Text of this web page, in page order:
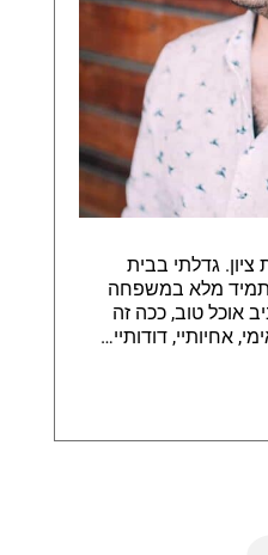
33 ,ממבשרת ציון. גדלתי בבית
מלא במשפחה
אוכל טוב, ככה זה
אחיותיי, דודותיי…